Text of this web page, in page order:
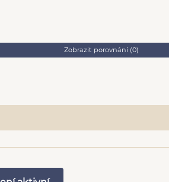
Zobrazit porovnání (0)